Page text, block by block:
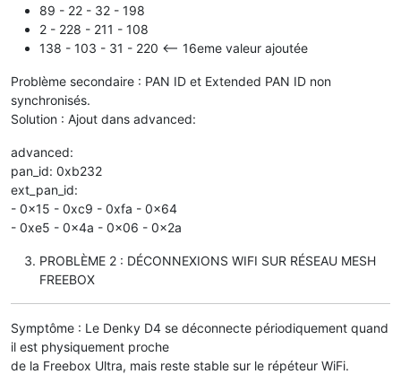
89 - 22 - 32 - 198
2 - 228 - 211 - 108
138 - 103 - 31 - 220 <-- 16eme valeur ajoutée
Problème secondaire : PAN ID et Extended PAN ID non
synchronisés.
Solution : Ajout dans advanced:
advanced:
pan_id: 0xb232
ext_pan_id:
- 0x15 - 0xc9 - 0xfa - 0x64
- 0xe5 - 0x4a - 0x06 - 0x2a
PROBLÈME 2 : DÉCONNEXIONS WIFI SUR RÉSEAU MESH
FREEBOX
Symptôme : Le Denky D4 se déconnecte périodiquement quand
il est physiquement proche
de la Freebox Ultra, mais reste stable sur le répéteur WiFi.